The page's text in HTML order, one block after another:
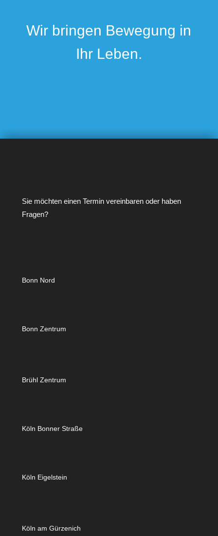
Wir bringen Bewegung in
Ihr Leben.
Sie möchten einen Termin vereinbaren oder haben
Fragen?
Bonn Nord
Bonn Zentrum
Brühl Zentrum
Köln Bonner Straße
Köln Eigelstein
Köln am Gürzenich